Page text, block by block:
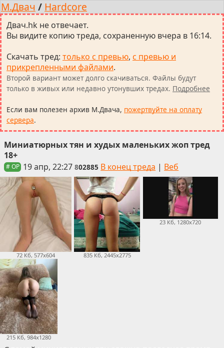
М.Двач / Hardcore
Двач.hk не отвечает.
Вы видите копию треда, сохраненную вчера в 16:14.
Скачать тред: только с превью, с превью и
прикрепленными файлами.
Второй вариант может долго скачиваться. Файлы будут
только в живых или недавно утонувших тредах. Подробнее
Если вам полезен архив М.Двача, пожертвуйте на оплату
сервера.
Миниатюрных тян и худых маленьких жоп тред
18+
# OP 19 апр, 22:27 802885 В конец треда | Веб
72 Кб, 577x604 835 Кб, 2445x2775
23 Кб, 1280x720
215 Кб, 984x1280